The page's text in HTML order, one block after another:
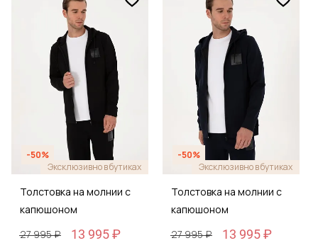
-50%
Эксклюзивно в бутиках
Толстовка на молнии с
капюшоном
27 995 ₽
13 995 ₽
-50%
Эксклюзивно в бутиках
Толстовка на молнии с
капюшоном
27 995 ₽
13 995 ₽